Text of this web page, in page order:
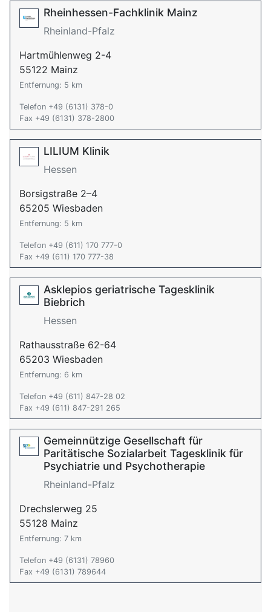
Rheinhessen-Fachklinik Mainz
Rheinland-Pfalz
Hartmühlenweg 2-4
55122 Mainz
Entfernung: 5 km
Telefon +49 (6131) 378-0
Fax +49 (6131) 378-2800
LILIUM Klinik
Hessen
Borsigstraße 2–4
65205 Wiesbaden
Entfernung: 5 km
Telefon +49 (611) 170 777-0
Fax +49 (611) 170 777-38
Asklepios geriatrische Tagesklinik
Biebrich
Hessen
Rathausstraße 62-64
65203 Wiesbaden
Entfernung: 6 km
Telefon +49 (611) 847-28 02
Fax +49 (611) 847-291 265
Gemeinnützige Gesellschaft für
Paritätische Sozialarbeit Tagesklinik für
Psychiatrie und Psychotherapie
Rheinland-Pfalz
Drechslerweg 25
55128 Mainz
Entfernung: 7 km
Telefon +49 (6131) 78960
Fax +49 (6131) 789644